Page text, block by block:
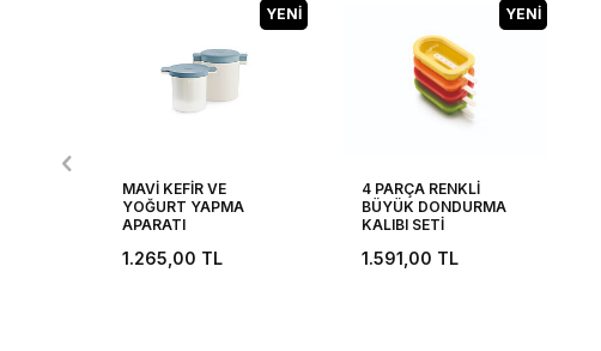
YENI
MAVİ KEFİR VE
YOĞURT YAPMA
APARATI
1.265,00 TL
YENI
4 PARÇA RENKLİ
BÜYÜK DONDURMA
KALIBI SETİ
1.591,00 TL